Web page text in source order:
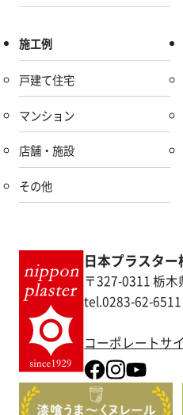
施工例
戸建て住宅
マンション
店舗・施設
その他
日本プラスタ
〒327-0311 栃
tel.0283-62-
コーポレートサ